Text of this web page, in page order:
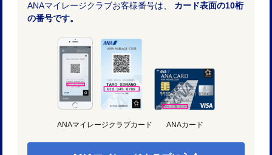
ANAマイレージクラブお客様番号は、 カード表面の10桁
の番号です。
ANAマイレージクラブカード ANAカード